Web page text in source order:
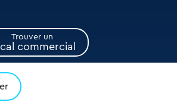
Trouver un
commercial